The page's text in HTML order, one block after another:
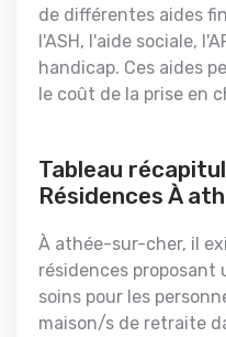
de différentes aides
l'ASH, l'aide sociale,
handicap. Ces aides
le coût de la prise en
Tableau
Résidences À
À athée-sur-cher, il
résidences proposant
soins pour les
maison/s de retraite